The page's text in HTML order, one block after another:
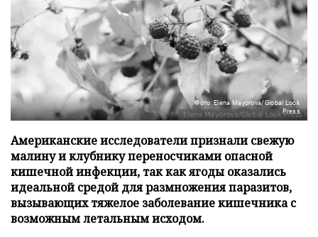
Фото: Elena Mayorova/Global Look
Press
Американские исследователи признали свежую
малину и клубнику переносчиками опасной
кишечной инфекции, так как ягоды оказались
идеальной средой для размножения паразитов,
вызывающих тяжелое заболевание кишечника с
возможным летальным исходом.